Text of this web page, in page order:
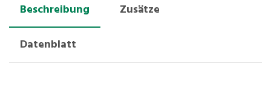
Beschreibung
Zusätze
Datenblatt